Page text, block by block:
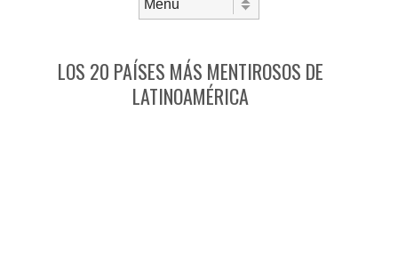
LOS 20 PAÍSES MÁS MENTIROSOS DE
LATINOAMÉRICA